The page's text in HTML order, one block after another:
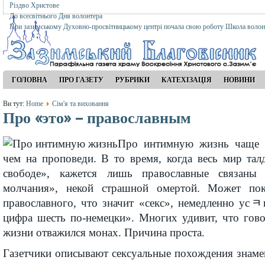
Різдво Христове
До всесвітнього Дня волонтера
При зазимському Духовно-просвітницькому центрі почала свою роботу Школа
ГОЛОВНА ПРО ГАЗЕТУ РУБРИКИ КАТЕХІЗАЦІЯ НОВИНИ
Ви тут: Home Сім'я та виховання
Про «это» – православным
Про интимную жизнь чаще
чем на проповеди. В то время, когда весь мир
свободе», кажется лишь православные связаны
молчания», некой страшной омертой. Может
православного, что значит «секс», немедленно
цифра шесть по-немецки». Многих удивит, что
жизни отважился монах. Причина проста.
Газетчики описывают сексуальные похождения